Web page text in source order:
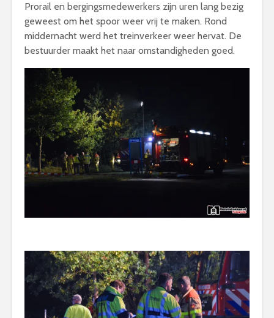
Prorail en bergingsmedewerkers zijn uren lang bezig
geweest om het spoor weer vrij te maken. Rond
middernacht werd het treinverkeer weer hervat. De
bestuurder maakt het naar omstandigheden goed.